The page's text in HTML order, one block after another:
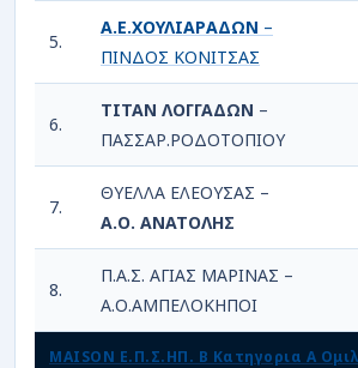
5.
Α.Ε.ΧΟΥΛΙΑΡΑΔΩΝ –
ΠΙΝΔΟΣ ΚΟΝΙΤΣΑΣ
6.
ΤΙΤΑΝ ΛΟΓΓΑΔΩΝ –
ΠΑΣΣΑΡ.ΡΟΔΟΤΟΠΙΟΥ
7.
ΘΥΕΛΛΑ ΕΛΕΟΥΣΑΣ –
Α.Ο. ΑΝΑΤΟΛΗΣ
8.
Π.Α.Σ. ΑΓΙΑΣ ΜΑΡΙΝΑΣ –
Α.Ο.ΑΜΠΕΛΟΚΗΠΟΙ
MAISON Ε.Π.Σ.ΗΠ. Β Κατηγορια Α